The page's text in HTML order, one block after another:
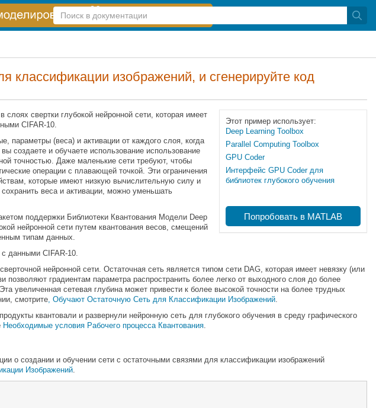
Справка
по
классификации изображений, и сгенерируйте код
Этот пример использует:
Deep Learning Toolbox
Parallel Computing Toolbox
GPU Coder
Интерфейс GPU Coder для
библиотек глубокого обучения
Попробовать в MATLAB
свертки глубокой нейронной сети, которая имеет
CIFAR-10.
параметры (веса) и активации от каждого слоя, когда
создаете и обучаете использование использование
точностью. Даже маленькие сети требуют, чтобы
операции с плавающей точкой. Эти ограничения
которые имеют низкую вычислительную силу и
веса и активации, можно уменьшать
поддержки Библиотеки Квантования Модели Deep
нейронной сети путем квантования весов, смещений
типам данных.
данными CIFAR-10.
нейронной сети. Остаточная сеть является типом сети DAG, которая имеет невязку (или
градиентам параметра распространить более легко от выходного слоя до более
увеличенная сетевая глубина может привести к более высокой точности на более трудных
смотрите, Обучают Остаточную Сеть для Классификации Изображений.
квантовали и развернули нейронную сеть для глубокого обучения в среду графического
Необходимые условия Рабочего процесса Квантования.
о создании и обучении сети с остаточными связями для классификации изображений
Изображений.